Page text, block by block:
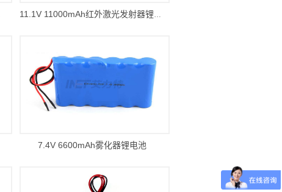
11.1V 11000mAh红外激光发射器锂电池
7.4V 6600mAh雾化器锂电池